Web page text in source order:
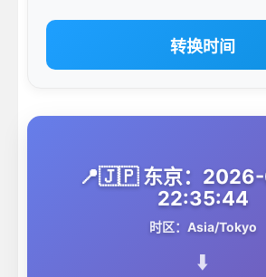
转换时间
📍🇯🇵 东京：
22:35:44
时区：Asia/Tokyo
⬇️